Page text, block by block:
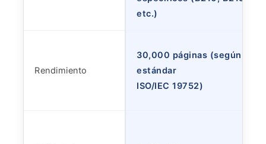
etc.)
Rendimiento
30,000 páginas (según
estándar
ISO/IEC 19752)